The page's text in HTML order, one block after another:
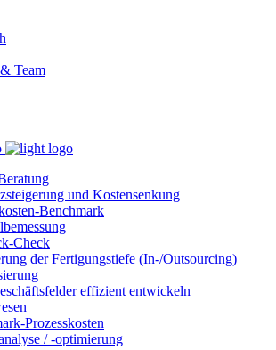
Team
und Kostensenkung
Benchmark
Check
der Fertigungstiefe (In-/Outsourcing)
effizient entwickeln
Prozesskosten
/ -optimierung